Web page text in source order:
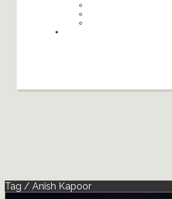
Tag / Anish Kapoor